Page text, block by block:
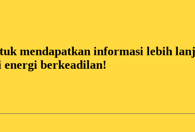
mendapatkan informasi lebih
energi berkeadilan!